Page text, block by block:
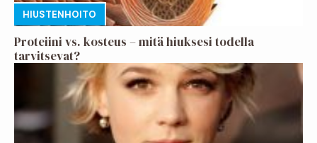
HIUSTENHOITO
Proteiini vs. kosteus – mitä hiuksesi todella
tarvitsevat?